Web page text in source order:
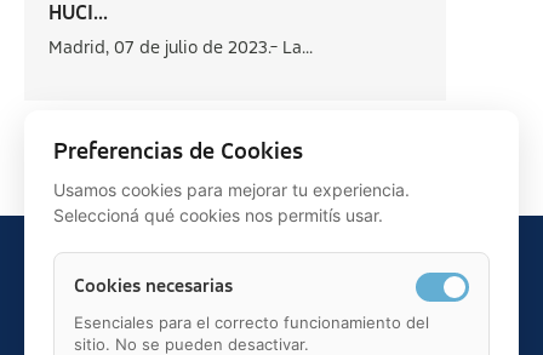
HUCI...
Madrid, 07 de julio de 2023.- La...
Preferencias de Cookies
Usamos cookies para mejorar tu experiencia.
Seleccioná qué cookies nos permitís usar.
Cookies necesarias
Esenciales para el correcto funcionamiento del
sitio. No se pueden desactivar.